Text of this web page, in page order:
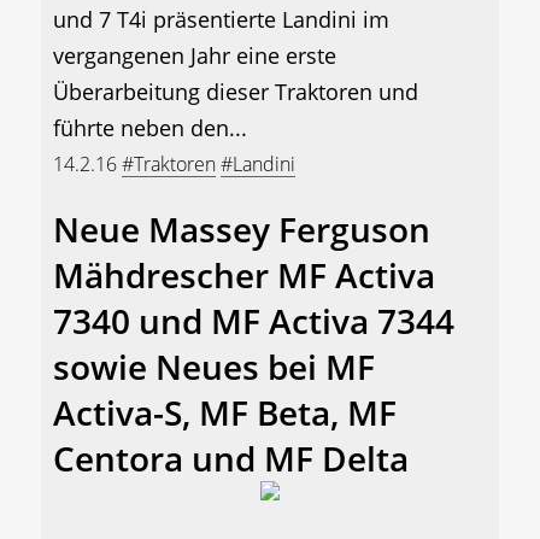
und 7 T4i präsentierte Landini im
vergangenen Jahr eine erste
Überarbeitung dieser Traktoren und
führte neben den...
14.2.16#Traktoren#Landini
Neue Massey Ferguson
Mähdrescher MF Activa
7340 und MF Activa 7344
sowie Neues bei MF
Activa-S, MF Beta, MF
Centora und MF Delta